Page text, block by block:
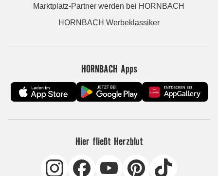
Marktplatz-Partner werden bei HORNBACH
HORNBACH Werbeklassiker
HORNBACH Apps
Hier fließt Herzblut